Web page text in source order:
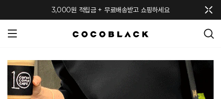
3,000원 적립금 + 무료배송받고 쇼핑하세요